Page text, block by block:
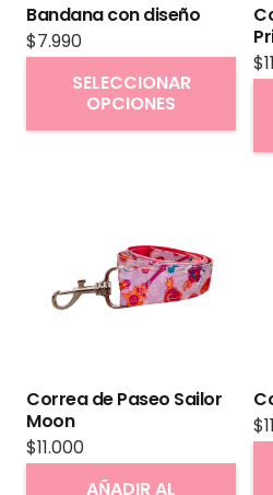
Bandana con diseño
$7.990
SELECCIONAR
OPCIONES
Este
tiene
de
$
Correa de Paseo Sailor
Moon
$11.000
AÑADIR AL
$